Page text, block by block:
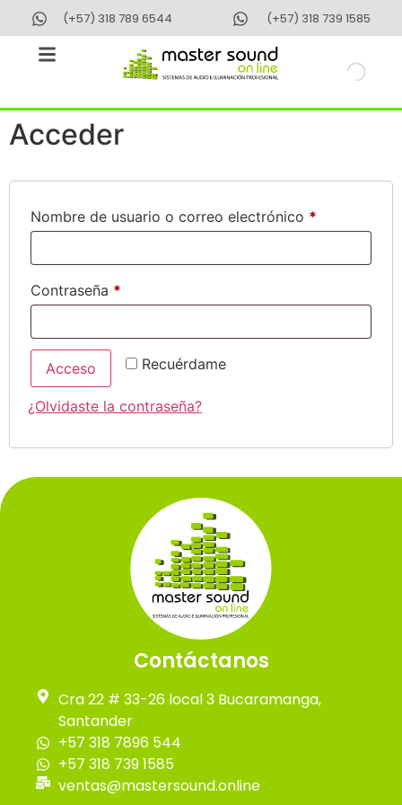
(+57) 318 789 6544 (+57) 318 739 1585
Acceder
Nombre de usuario o correo electrónico *
Contraseña *
Recuérdame
Acceso
¿Olvidaste la contraseña?
Contáctanos
Cra 22 # 33-26 local 3 Bucaramanga,
Santander
+57 318 7896 544
+57 318 739 1585
ventas@mastersound.online